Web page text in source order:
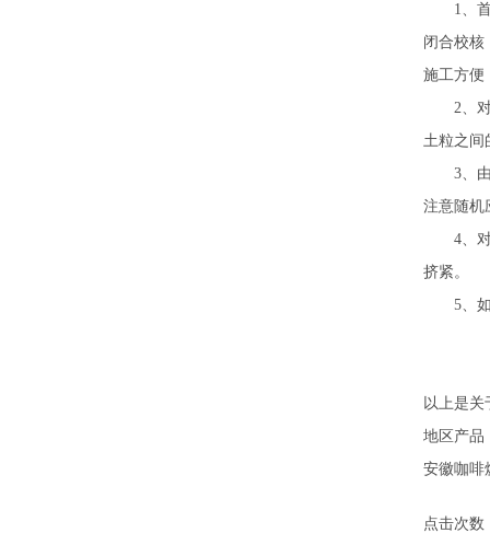
1、首
闭合校核
施工方便
2、对
土粒之间
3、由
注意随机
4、对
挤紧。
5、如
以上是
地区产
安徽咖啡
点击次数